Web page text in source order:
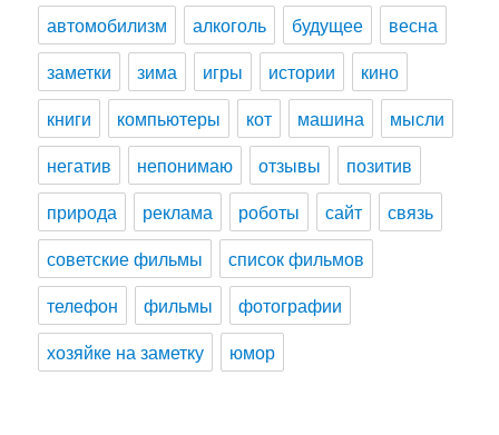
автомобилизм
алкоголь будущее
весна
заметки
зима игры истории
кино
книги
компьютеры кот машина
мысли
негатив
непонимаю отзывы
позитив
природа
реклама роботы сайт
связь
советские фильмы
список фильмов
телефон
фильмы
фотографии
хозяйке на заметку
юмор